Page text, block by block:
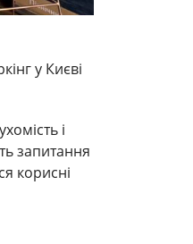
у Києві
і
запитання
корисні